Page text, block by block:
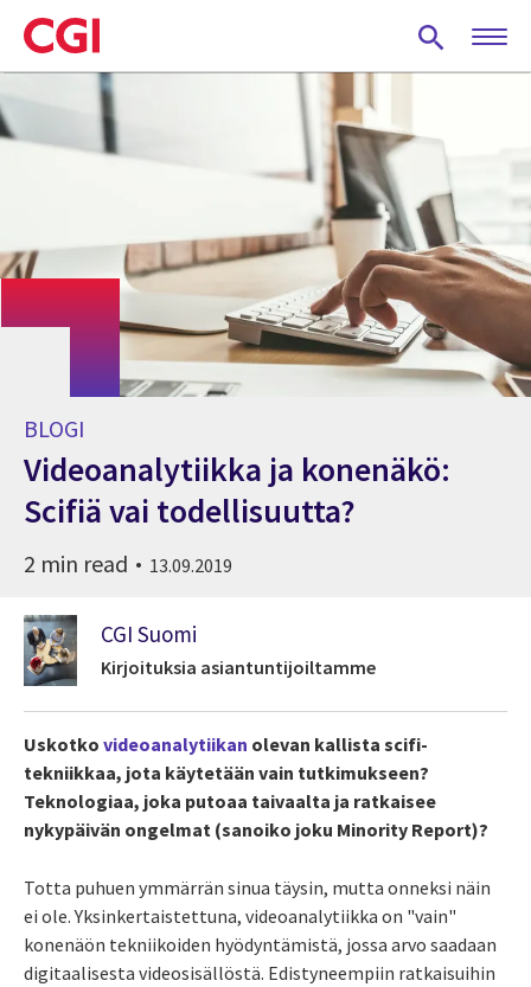
Skip
to
main
BLOGI
Videoanalytiikka ja konenäkö:
Scifiä vai todellisuutta?
2 min read 13.09.2019
CGI Suomi
Kirjoituksia asiantuntijoiltamme
Uskotko videoanalytiikan olevan kallista scifi-
tekniikkaa, jota käytetään vain tutkimukseen?
Teknologiaa, joka putoaa taivaalta ja ratkaisee
nykypäivän ongelmat (sanoiko joku Minority Report)?
Totta puhuen ymmärrän sinua täysin, mutta onneksi näin
ei ole. Yksinkertaistettuna, videoanalytiikka on "vain"
konenäön tekniikoiden hyödyntämistä, jossa arvo saadaan
digitaalisesta videosisällöstä. Edistyneempiin ratkaisuihin